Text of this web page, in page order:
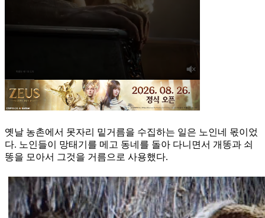
옛날 농촌에서 못자리 밑거름을 수집하는 일은 노인네 몫이었
다. 노인들이 망태기를 메고 동네를 돌아 다니면서 개똥과 쇠
똥을 모아서 그것을 거름으로 사용했다.